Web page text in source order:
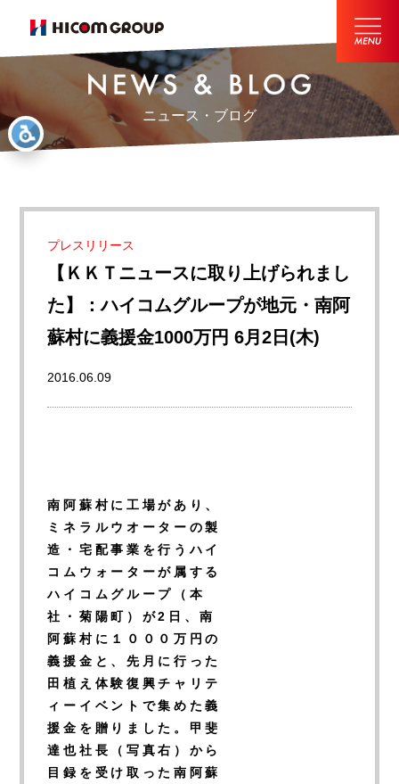
ニュース・ブログ
プレスリリース
【ＫＫＴニュースに取り上げられまし
た】：ハイコムグループが地元・南阿
蘇村に義援金1000万円 6月2日(木)
2016.06.09
南阿蘇村に工場があり、
ミネラルウオーターの製
造・宅配事業を行うハイ
コムウォーターが属する
ハイコムグループ（本
社・菊陽町）が2日、南
阿蘇村に１０００万円の
義援金と、先月に行った
田植え体験復興チャリテ
ィーイベントで集めた義
援金を贈りました。甲斐
達也社長（写真右）から
目録を受け取った南阿蘇